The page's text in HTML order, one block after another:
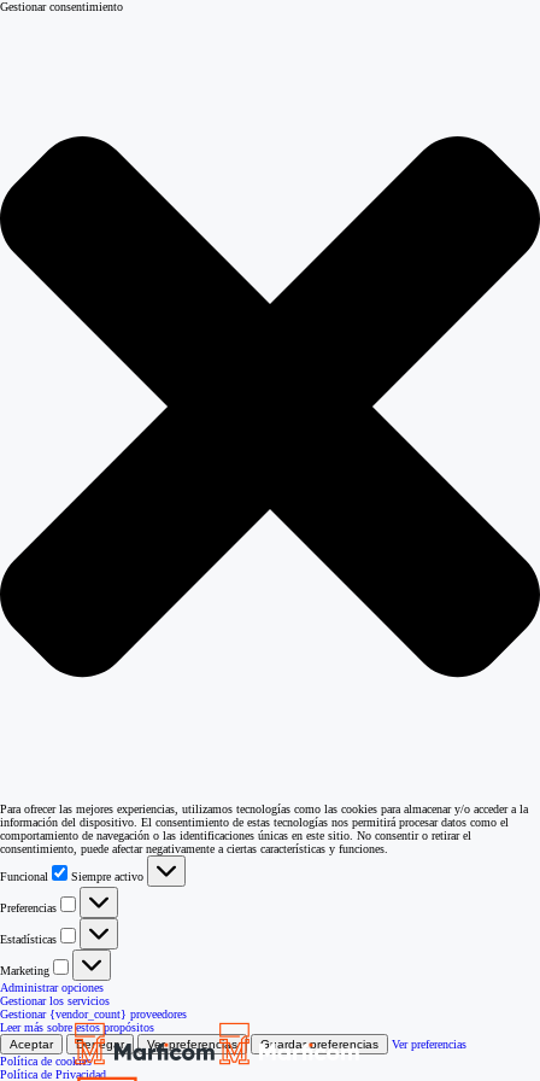
Gestionar consentimiento
Para ofrecer las mejores experiencias, utilizamos tecnologías como las cookies para almacenar y/o acceder a la
información del dispositivo. El consentimiento de estas tecnologías nos permitirá procesar datos como el
comportamiento de navegación o las identificaciones únicas en este sitio. No consentir o retirar el
consentimiento, puede afectar negativamente a ciertas características y funciones.
Funcional
Siempre activo
Preferencias
Preferencias
Estadísticas
Estadísticas
Marketing
Marketing
Administrar opciones
Gestionar los servicios
Gestionar {vendor_count} proveedores
Leer más sobre estos propósitos
Aceptar
Denegar Ver preferencias Guardar preferencias
Ver preferencias
Política de cookies
Política de Privacidad